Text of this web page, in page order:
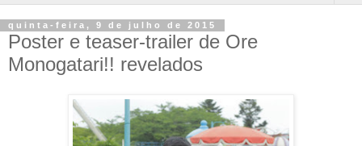
quinta-feira, 9 de julho de 2015
Poster e teaser-trailer de Ore
Monogatari!! revelados